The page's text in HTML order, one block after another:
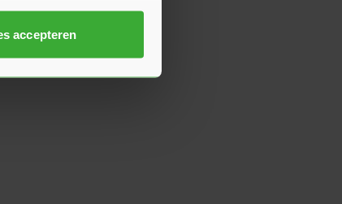
accepteren